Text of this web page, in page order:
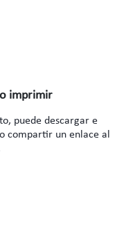
imprimir
puede descargar e
compartir un enlace al